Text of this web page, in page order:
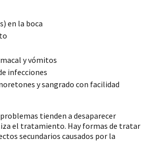
en la boca
y vómitos
infecciones
y sangrado con facilidad
tienden a desaparecer
el tratamiento. Hay formas de tratar
secundarios causados por la